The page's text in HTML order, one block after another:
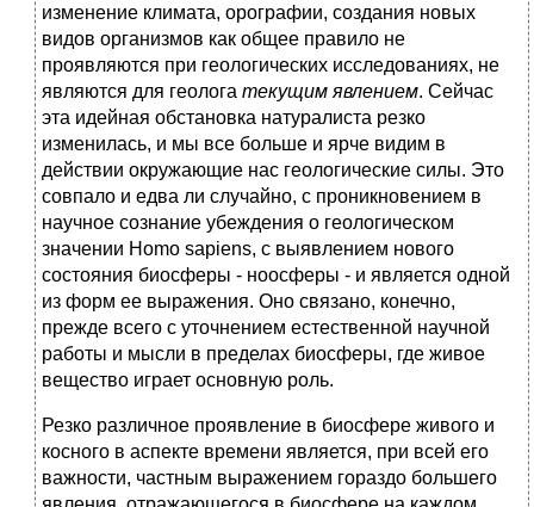
изменение климата, орографии, создания новых
видов организмов как общее правило не
проявляются при геологических исследованиях, не
являются для геолога текущим явлением. Сейчас
эта идейная обстановка натуралиста резко
изменилась, и мы все больше и ярче видим в
действии окружающие нас геологические силы. Это
совпало и едва ли случайно, с проникновением в
научное сознание убеждения о геологическом
значении Homo sapiens, с выявлением нового
состояния биосферы - ноосферы - и является одной
из форм ее выражения. Оно связано, конечно,
прежде всего с уточнением естественной научной
работы и мысли в пределах биосферы, где живое
вещество играет основную роль.
Резко различное проявление в биосфере живого и
косного в аспекте времени является, при всей его
важности, частным выражением гораздо большего